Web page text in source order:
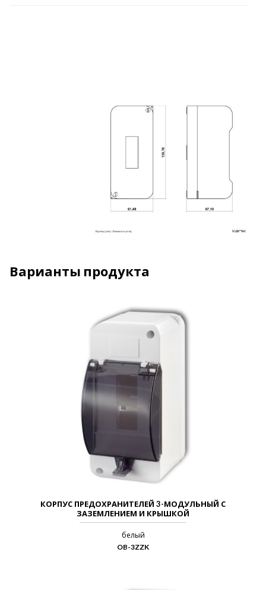
Варианты продукта
КОРПУС ПРЕДОХРАНИТЕЛЕЙ 3-МОДУЛЬНЫЙ С
ЗАЗЕМЛЕНИЕМ И КРЫШКОЙ
белый
OB-3ZZK